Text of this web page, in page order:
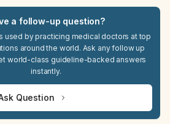
a follow-up question?
used by practicing medical doctors at top
around the world. Ask any follow up
world-class guideline-backed answers
instantly.
Question